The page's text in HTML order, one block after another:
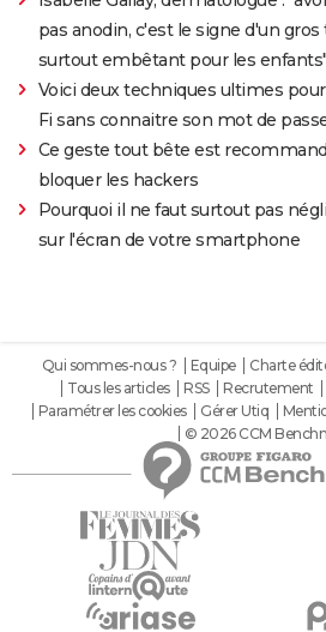
pas anodin, c'est le signe d'un
surtout embêtant pour les enfants"
Voici deux techniques ultimes
Fi sans connaitre son mot de
Ce geste tout bête est
bloquer les hackers
Pourquoi il ne faut surtout pas
sur l'écran de votre smartphone
Qui sommes-nous ? Equipe Charte
Tous les articles
RSS Recrutement
Paramétrer les cookies
Gérer Utiq
© 2026 CCM